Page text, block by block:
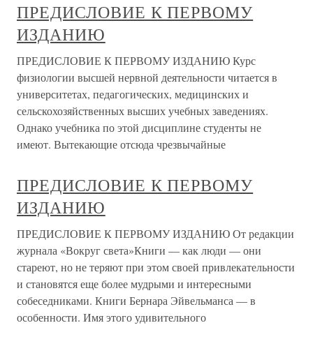
ПРЕДИСЛОВИЕ К ПЕРВОМУ
ИЗДАНИЮ
ПРЕДИСЛОВИЕ К ПЕРВОМУ ИЗДАНИЮ Курс
физиологии высшей нервной деятельности читается в
университетах, педагогических, медицинских и
сельскохозяйственных высших учебных заведениях.
Однако учебника по этой дисциплине студенты не
имеют. Вытекающие отсюда чрезвычайные
ПРЕДИСЛОВИЕ К ПЕРВОМУ
ИЗДАНИЮ
ПРЕДИСЛОВИЕ К ПЕРВОМУ ИЗДАНИЮ От редакции
журнала «Вокруг света»Книги — как люди — они
стареют, но не теряют при этом своей привлекательности
и становятся еще более мудрыми и интересными
собеседниками. Книги Бернара Эйвельманса — в
особенности. Имя этого удивительного